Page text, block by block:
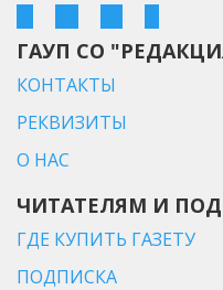
ГАУП СО
КОНТАКТЫ
РЕКВИЗИТЫ
О НАС
ЧИТАТЕЛЯМ И
ГДЕ КУПИТЬ ГАЗЕТУ
ПОДПИСКА